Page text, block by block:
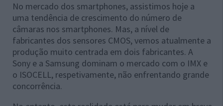
No mercado dos smartphones, assistimos hoje a
uma tendência de crescimento do número de
câmaras nos smartphones. Mas, a nível de
fabricantes dos sensores CMOS, vemos atualmente a
produção muito centrada em dois fabricantes. A
Sony e a Samsung dominam o mercado com o IMX e
o ISOCELL, respetivamente, não enfrentando grande
concorrência.